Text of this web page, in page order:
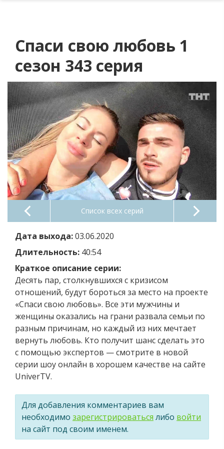
Спаси свою любовь 1
сезон 343 серия
Список всех серий
Дата выхода:03.06.2020
Длительность: 40:54
Краткое описание серии:
Десять пар, столкнувшихся с кризисом
отношений, будут бороться за место на проекте
«Спаси свою любовь». Все эти мужчины и
женщины оказались на грани развала семьи по
разным причинам, но каждый из них мечтает
вернуть любовь. Кто получит шанс сделать это
с помощью экспертов — смотрите в новой
серии шоу онлайн в хорошем качестве на сайте
UniverTV.
Для добавления комментариев вам
необходимо зарегистрироваться либо войти
на сайт под своим именем.